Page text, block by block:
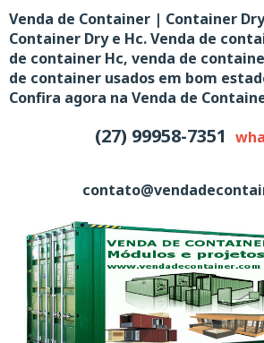
Venda de Container | Container
Container Dry e Hc. Venda de
de container Hc, venda de
de container usados em bom
Confira agora na Venda de
(27) 99958-7351